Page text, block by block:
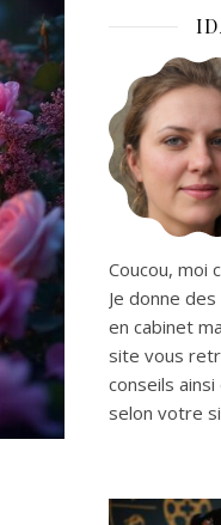
Coucou, moi
Je donne
en cabinet
site vous
conseils
selon votre